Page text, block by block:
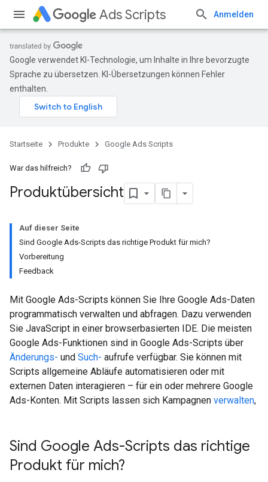
Ads Scripts Anmelden
Google verwendet KI-Technologie, um Inhalte in Ihre bevorzugte
Sprache zu übersetzen. KI-Übersetzungen können Fehler
enthalten.
Startseite Produkte Google Ads Scripts
War das hilfreich?
Produktübersicht
Auf dieser Seite
Sind Google Ads-Scripts das richtige Produkt für mich?
Vorbereitung
Feedback
Mit Google Ads-Scripts können Sie Ihre Google Ads-Daten
programmatisch verwalten und abfragen. Dazu verwenden
Sie JavaScript in einer browserbasierten IDE. Die meisten
Google Ads-Funktionen sind in Google Ads-Scripts über
Änderungs- und Such- aufrufe verfügbar. Sie können mit
Scripts allgemeine Abläufe automatisieren oder mit
externen Daten interagieren – für ein oder mehrere Google
Ads-Konten. Mit Scripts lassen sich Kampagnen verwalten,
Sind Google Ads-Scripts das richtige
Produkt für mich?